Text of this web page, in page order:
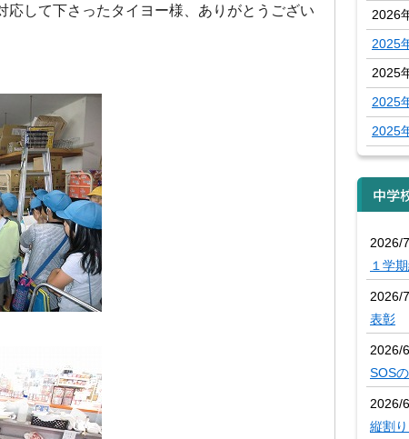
して下さったタイヨー様、ありがとうござい
2026
2025
2025
2025
2025
中学
2026/
１学
2026/
表彰
2026/
SOS
2026/
縦割